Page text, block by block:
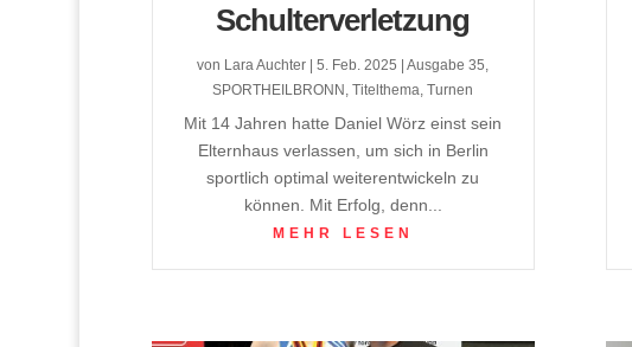
Schulterverletzung
von Lara Auchter |5. Feb. 2025 |Ausgabe 35
SPORTHEILBRONN ,Titelthema ,Turnen
Mit 14 Jahren hatte Daniel Wörz einst sein
Elternhaus verlassen, um sich in Berlin
sportlich optimal weiterentwickeln zu
können. Mit Erfolg, denn...
MEHR LESEN